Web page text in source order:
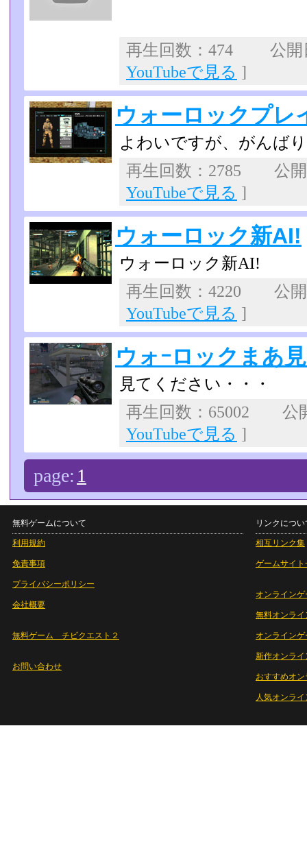
再生回数：474 公
YouTubeで見る ]
ウォーロックプレ
よわいですが、がんば
再生回数：2785 公
YouTubeで見る ]
ウォーロック新AI!
ウォーロック新AI!
再生回数：4220 公
YouTubeで見る ]
ウォｰロックまあ
見てください・・・
再生回数：65002 公
YouTubeで見る ]
page: 1
無料ゲームについて
利用規約
免責事項
プライバシーポリシー
会社概要
無料ゲーム チビクエスト２
お問い合わせ
リンクについ
相互リンク集
ゲームサイト
オンラインゲ
無料オンライ
オンライン
新作オンライ
おすすめオ
人気オンラ